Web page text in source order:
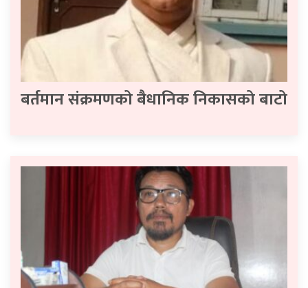
बर्तमान संक्रमणको बैधानिक निकासको बाटो